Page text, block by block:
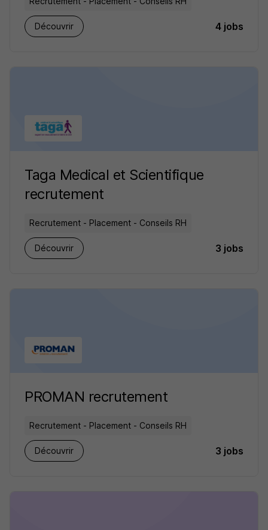
Découvrir 4 jobs
Taga Medical et Scientifique
recrutement
Recrutement - Placement - Conseils RH
Découvrir 3 jobs
PROMAN recrutement
Recrutement - Placement - Conseils RH
Découvrir 3 jobs